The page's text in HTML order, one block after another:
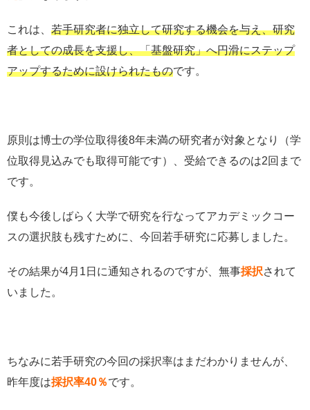
これは、 若手研究者に独立して研究する機会を与え、研究
者としての成長を支援し、「基盤研究」へ円滑にステップ
アップするために設けられたものです。
原則は博士の学位取得後8年未満の研究者が対象となり（学
位取得見込みでも取得可能です）、受給できるのは2回まで
です。
僕も今後しばらく大学で研究を行なってアカデミックコー
スの選択肢も残すために、今回若手研究に応募しました。
その結果が4月1日に通知されるのですが、無事採択されて
いました。
ちなみに若手研究の今回の採択率はまだわかりませんが、
昨年度は採択率40％です。